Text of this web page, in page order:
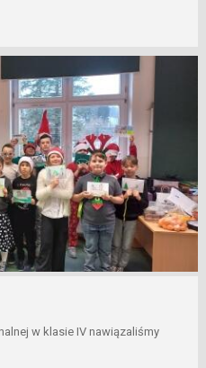
w klasie IV nawiązaliśmy